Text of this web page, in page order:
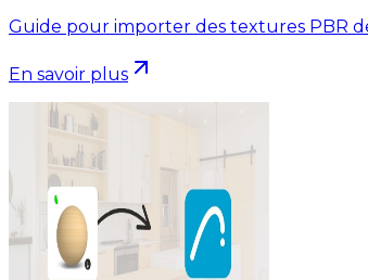
Guide pour importer des textures PBR
En savoir plus